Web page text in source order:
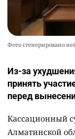
Фото сгенерировано
Из-за
принять
перед
Кассационный
Алматинской